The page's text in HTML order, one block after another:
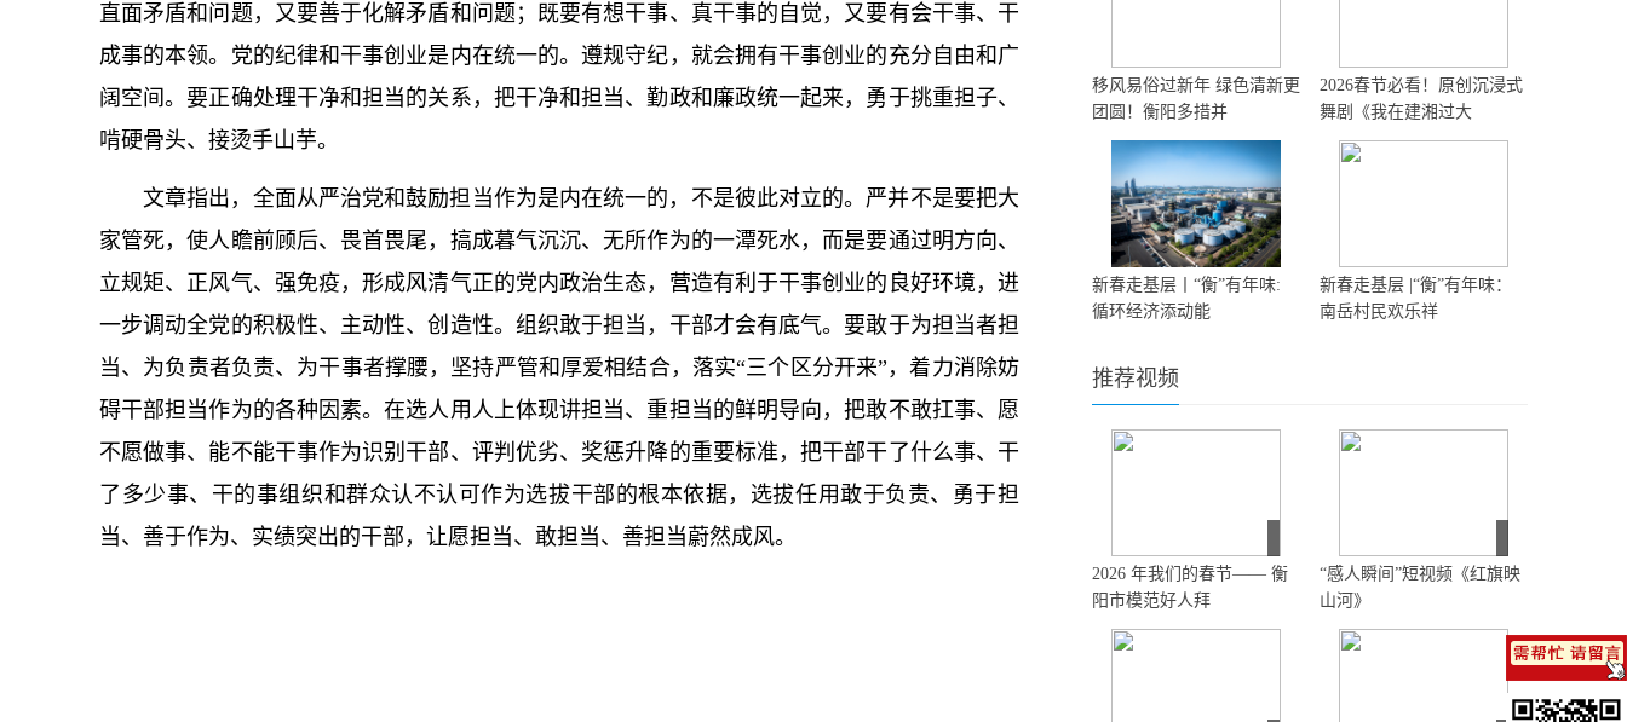
直面矛盾和问题，又要善于化解矛盾和问题；既要有想干事、真干事的自觉，又要有会干事、干
成事的本领。党的纪律和干事创业是内在统一的。遵规守纪，就会拥有干事创业的充分自由和广
阔空间。要正确处理干净和担当的关系，把干净和担当、勤政和廉政统一起来，勇于挑重担子、
啃硬骨头、接烫手山芋。
文章指出，全面从严治党和鼓励担当作为是内在统一的，不是彼此对立的。严并不是要把大
家管死，使人瞻前顾后、畏首畏尾，搞成暮气沉沉、无所作为的一潭死水，而是要通过明方向、
立规矩、正风气、强免疫，形成风清气正的党内政治生态，营造有利于干事创业的良好环境，进
一步调动全党的积极性、主动性、创造性。组织敢于担当，干部才会有底气。要敢于为担当者担
当、为负责者负责、为干事者撑腰，坚持严管和厚爱相结合，落实“三个区分开来”，着力消除妨
碍干部担当作为的各种因素。在选人用人上体现讲担当、重担当的鲜明导向，把敢不敢扛事、愿
不愿做事、能不能干事作为识别干部、评判优劣、奖惩升降的重要标准，把干部干了什么事、干
了多少事、干的事组织和群众认不认可作为选拔干部的根本依据，选拔任用敢于负责、勇于担
当、善于作为、实绩突出的干部，让愿担当、敢担当、善担当蔚然成风。
移风易俗过新年 绿色清新更
团圆！衡阳多措并
2026春节必看！原创沉浸式
舞剧《我在建湘过大
新春走基层丨“衡”有年味:
循环经济添动能
新春走基层 |“衡”有年味：
南岳村民欢乐祥
推荐视频
2026 年我们的春节—— 衡
阳市模范好人拜
“感人瞬间”短视频《红旗映
山河》